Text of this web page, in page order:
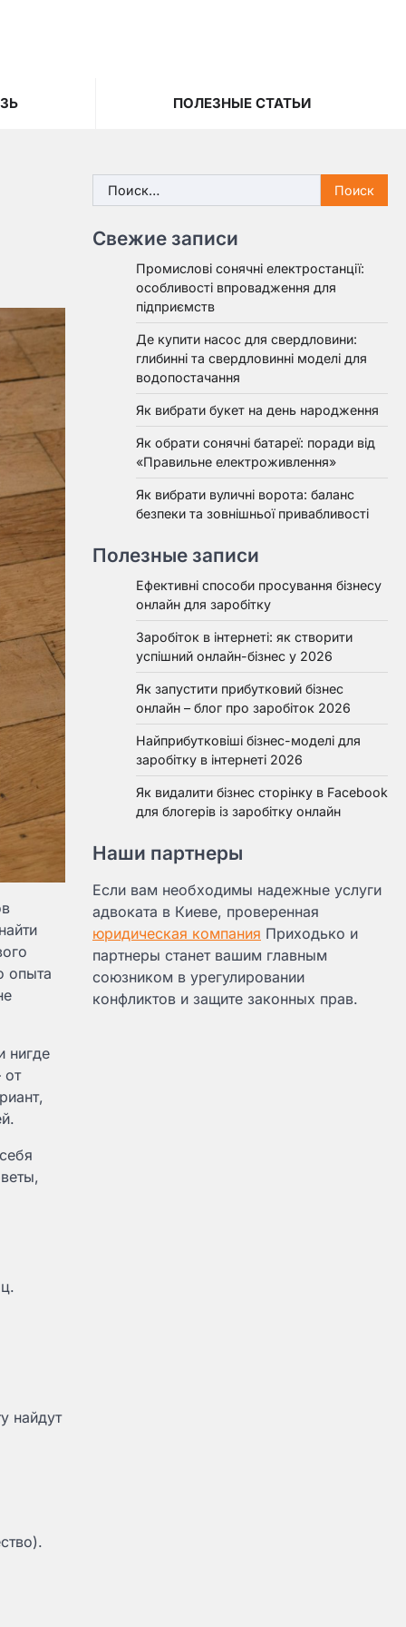
ПОЛЕЗНЫЕ СТАТЬИ
опыта
нигде
от
найдут
Найти:
Свежие записи
Промислові сонячні електростанції:
особливості впровадження для
підприємств
Де купити насос для свердловини:
глибинні та свердловинні моделі для
водопостачання
Як вибрати букет на день народження
Як обрати сонячні батареї: поради від
«Правильне електроживлення»
Як вибрати вуличні ворота: баланс
безпеки та зовнішньої привабливості
Полезные записи
Ефективні способи просування бізнесу
онлайн для заробітку
Заробіток в інтернеті: як створити
успішний онлайн-бізнес у 2026
Як запустити прибутковий бізнес
онлайн – блог про заробіток 2026
Найприбутковіші бізнес-моделі для
заробітку в інтернеті 2026
Як видалити бізнес сторінку в Facebook
для блогерів із заробітку онлайн
Наши партнеры
Если вам необходимы надежные услуги
адвоката в Киеве, проверенная
юридическая компания Приходько и
партнеры станет вашим главным
союзником в урегулировании
конфликтов и защите законных прав.